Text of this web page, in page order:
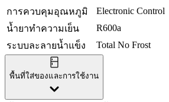
การควบคุมอุณหภูมิ
Electronic Control
น้ำยาทำความเย็น
R600a
ระบบละลายน้ำแข็ง
Total No Frost
พื้นที่ใส่ของและการใช้งาน